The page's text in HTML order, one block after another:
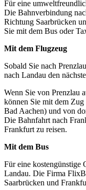
Für eine
Die Bahnverbindung
Richtung Saarbrücken
Sie mit dem Bus oder
Mit dem Flugzeug
Sobald Sie nach
nach Landau den
Wenn Sie von Prenzlau
können Sie mit dem
Bad Aachen) und von
Die Bahnfahrt nach
Frankfurt zu reisen.
Mit dem Bus
Für eine kostengünstige
Landau. Die Firma
Saarbrücken und